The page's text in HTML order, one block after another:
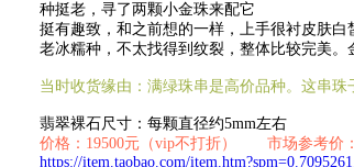
种挺老，寻了两颗小金珠来配它
挺有趣致，和之前想的一样，上手很衬皮肤白
老冰糯种，不太找得到纹裂，整体比较完美。
当时收货缘由：满绿珠串是高价品种。这串
翡翠裸石尺寸：每颗直径约5mm左右
价格：19500元（vip不打折） 市场参考价
https://item.taobao.com/